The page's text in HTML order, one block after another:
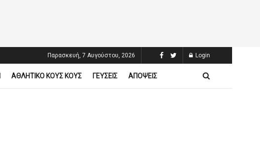
Παρασκευή, 7 Αυγούστου, 2026 Login
ΑΘΛΗΤΙΚΟ ΚΟΥΣ ΚΟΥΣ ΓΕΥΣΕΙΣ ΑΠΟΨΕΙΣ